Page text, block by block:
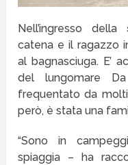
Nell’ingresso della
catena e il ragazzo
al bagnasciuga. E’
del lungomare
frequentato da
però, è stata una
“Sono in
spiaggia – ha